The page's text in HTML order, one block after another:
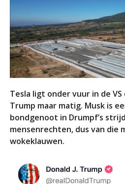
Tesla ligt onder vuur in de
Trump maar matig. Musk is
bondgenoot in Drumpf’s
mensenrechten, dus van die
wokeklauwen.